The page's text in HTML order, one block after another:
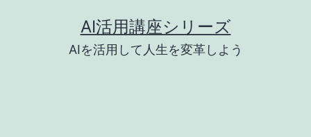
AI活用講座シリーズ
AIを活用して人生を変革しよう